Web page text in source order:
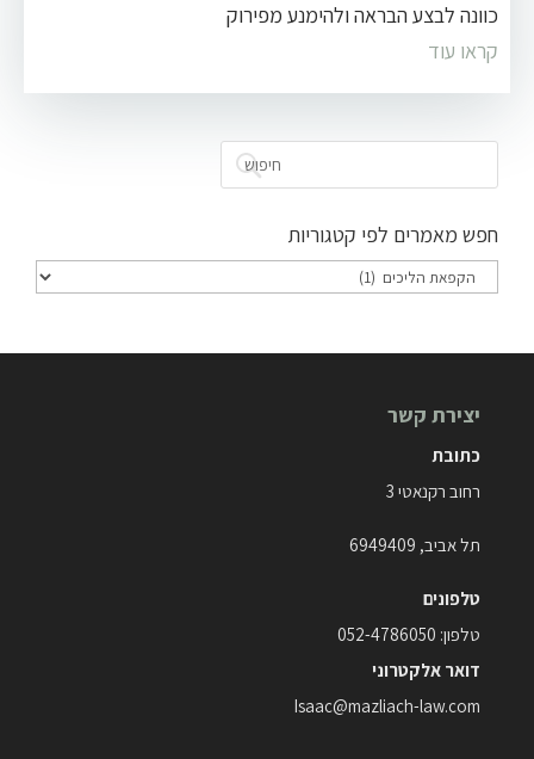
כוונה לבצע הבראה ולהימנע מפירוק
קראו עוד
חפש מאמרים לפי קטגוריות
חפש
יצירת קשר
כתובת
רחוב רקנאטי 3
תל אביב, 6949409
טלפונים
טלפון: 052-4786050
דואר אלקטרוני
Isaac@mazliach-law.com